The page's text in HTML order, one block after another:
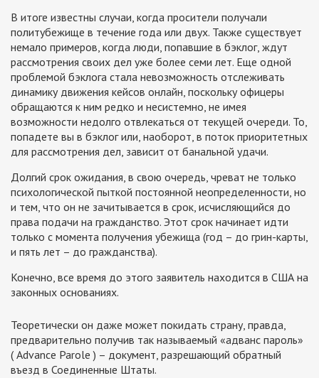
В итоге известны случаи, когда просители получали
политубежище в течение года или двух. Также существует
немало примеров, когда люди, попавшие в бэклог, ждут
рассмотрения своих дел уже более семи лет. Еще одной
проблемой бэклога стала невозможность отслеживать
динамику движения кейсов онлайн, поскольку офицеры
обращаются к ним редко и несистемно, не имея
возможности недолго отвлекаться от текущей очереди. То,
попадете вы в бэклог или, наоборот, в поток приоритетных
для рассмотрения дел, зависит от банальной удачи.
Долгий срок ожидания, в свою очередь, чреват не только
психологической пыткой постоянной неопределенности, но
и тем, что он не зачитывается в срок, исчисляющийся до
права подачи на гражданство. Этот срок начинает идти
только с момента получения убежища (год – до грин-карты,
и пять лет – до гражданства).
Конечно, все время до этого заявитель находится в США на
законных основаниях.
Теоретически он даже может покидать страну, правда,
предварительно получив так называемый «адванс пароль»
( Advance Parole ) – документ, разрешающий обратный
въезд в Соединенные Штаты.